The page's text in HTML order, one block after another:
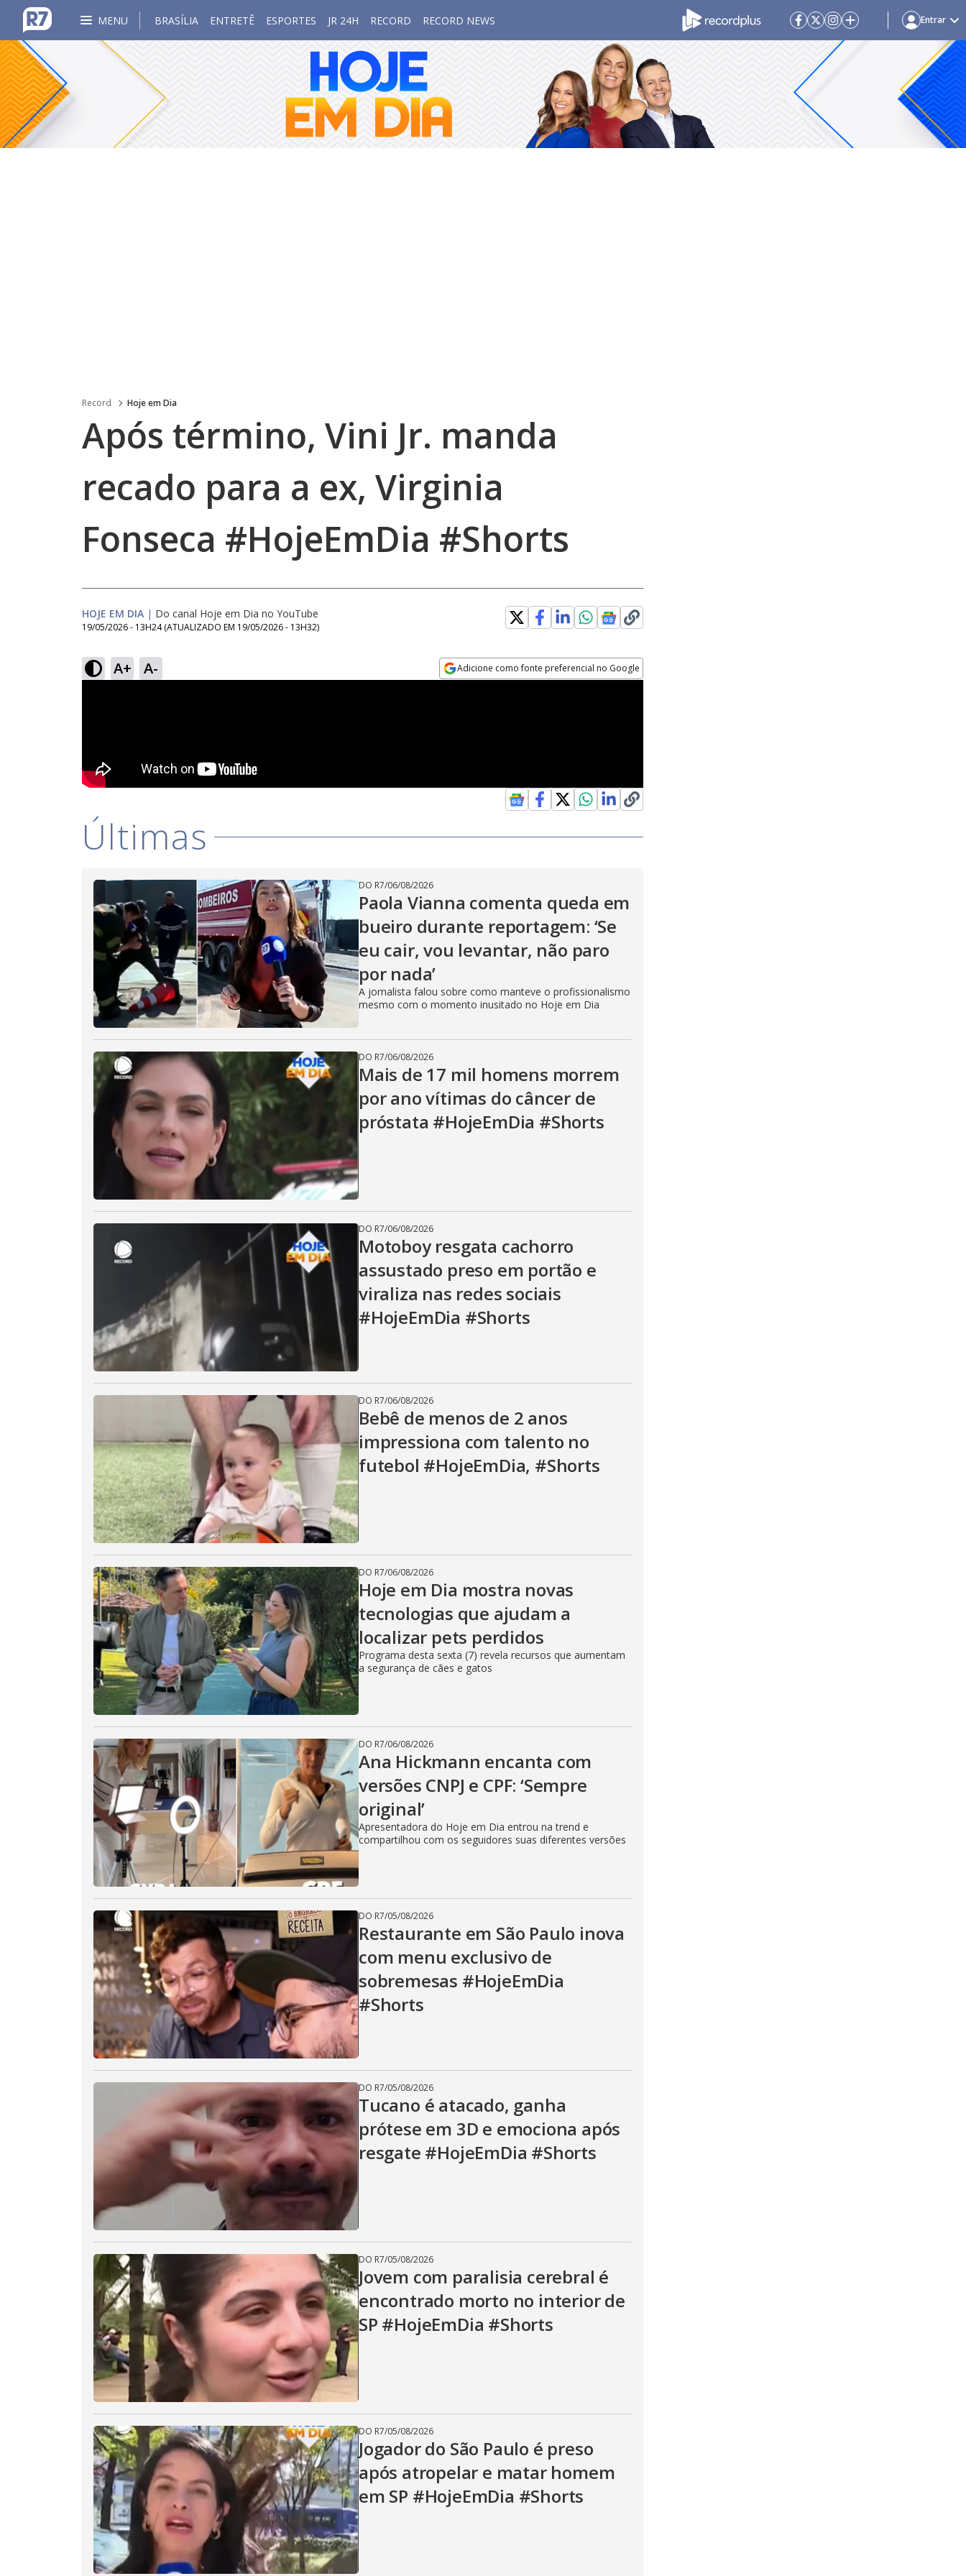
MENU BRASÍLIA ENTRETÊ ESPORTES JR 24H RECORD RECORD NEWS Entrar
Record Hoje em Dia
Após término, Vini Jr. manda
recado para a ex, Virginia
Fonseca #HojeEmDia #Shorts
HOJE EM DIA | Do canal Hoje em Dia no YouTube
19/05/2026 - 13H24 (ATUALIZADO EM 19/05/2026 - 13H32)
A+ A- Adicione como fonte preferencial no Google
Últimas
DO R7/06/08/2026
Paola Vianna comenta queda em
bueiro durante reportagem: ‘Se
eu cair, vou levantar, não paro
por nada’
A jornalista falou sobre como manteve o profissionalismo
mesmo com o momento inusitado no Hoje em Dia
DO R7/06/08/2026
Mais de 17 mil homens morrem
por ano vítimas do câncer de
próstata #HojeEmDia #Shorts
DO R7/06/08/2026
Motoboy resgata cachorro
assustado preso em portão e
viraliza nas redes sociais
#HojeEmDia #Shorts
DO R7/06/08/2026
Bebê de menos de 2 anos
impressiona com talento no
futebol #HojeEmDia, #Shorts
DO R7/06/08/2026
Hoje em Dia mostra novas
tecnologias que ajudam a
localizar pets perdidos
Programa desta sexta (7) revela recursos que aumentam
a segurança de cães e gatos
DO R7/06/08/2026
Ana Hickmann encanta com
versões CNPJ e CPF: ‘Sempre
original’
Apresentadora do Hoje em Dia entrou na trend e
compartilhou com os seguidores suas diferentes versões
DO R7/05/08/2026
Restaurante em São Paulo inova
com menu exclusivo de
sobremesas #HojeEmDia
#Shorts
DO R7/05/08/2026
Tucano é atacado, ganha
prótese em 3D e emociona após
resgate #HojeEmDia #Shorts
DO R7/05/08/2026
Jovem com paralisia cerebral é
encontrado morto no interior de
SP #HojeEmDia #Shorts
DO R7/05/08/2026
Jogador do São Paulo é preso
após atropelar e matar homem
em SP #HojeEmDia #Shorts